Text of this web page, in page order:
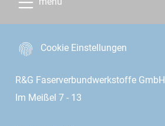
Cookie Einstellungen
R&G Faserverbundwerkstoffe GmbH
Im Meißel 7 - 13